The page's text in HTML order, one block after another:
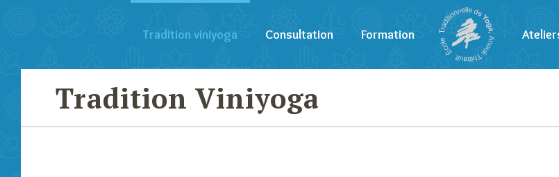
Tradition viniyoga Consultation Formation
Tradition Viniyoga